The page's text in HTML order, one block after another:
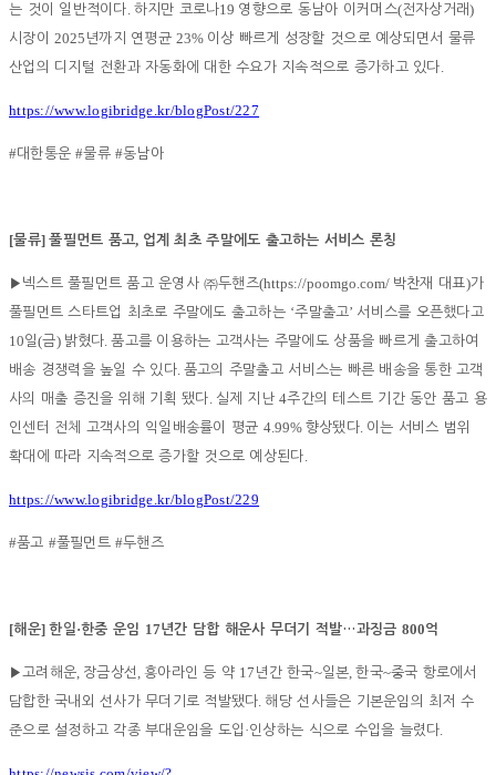
는 것이 일반적이다. 하지만 코로나19 영향으로 동남아 이커머스(전자상거래)
시장이2025 년까지 연평균23% 이상 빠르게 성장할 것으로 예상되면서 물류
산업의 디지털 전환과 자동화에 대한 수요가 지속적으로 증가하고 있다.
https://www.logibridge.kr/blogPost/227
#대한통운#물류#동남아
[물류]풀필먼트 품고, 업계 최초 주말에도 출고하는 서비스 론칭
▶ 넥스트 풀필먼트 품고 운영사㈜두핸즈(https://poomgo.com/ 박찬재 대표)가
풀필먼트 스타트업 최초로 주말에도 출고하는 ‘주말출고’ 서비스를 오픈했다고
10일(금) 밝혔다.품고를 이용하는 고객사는 주말에도 상품을 빠르게 출고하여
배송 경쟁력을 높일 수 있다. 품고의 주말출고 서비스는 빠른 배송을 통한 고객
사의 매출 증진을 위해 기획 됐다. 실제 지난4주간의 테스트 기간 동안 품고 용
인센터 전체 고객사의 익일배송률이 평균 4.99% 향상됐다. 이는 서비스 범위
확대에 따라 지속적으로 증가할 것으로 예상된다.
https://www.logibridge.kr/blogPost/229
#품고 #풀필먼트#두핸즈
[해운]한일·한중 운임 17년간 담합 해운사 무더기 적발…과징금 800억
▶고려해운, 장금상선 ,흥아라인 등 약 17 년간 한국~일본,한국~중국 항로에서
담합한 국내외 선사가 무더기로 적발됐다.해당 선사들은 기본운임의 최저 수
준으로 설정하고 각종 부대운임을 도입 ·인상하는 식으로 수입을 늘렸다.